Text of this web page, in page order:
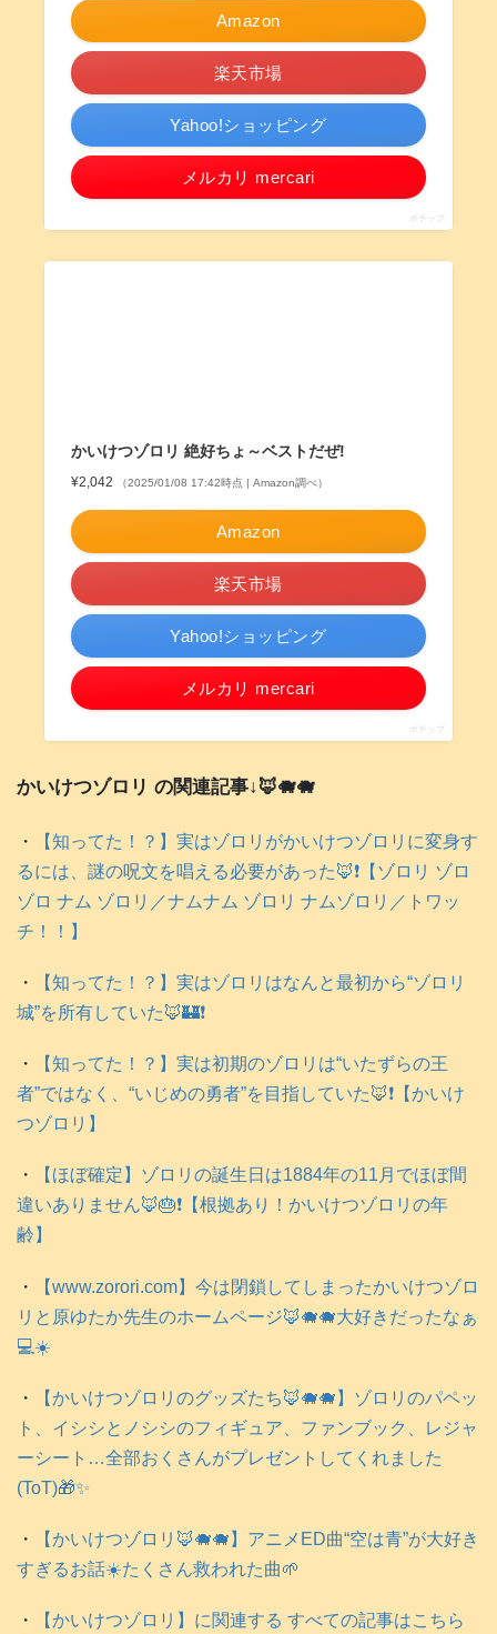
Amazon
楽天市場
Yahoo!ショッピング
メルカリ mercari
ポチップ
かいけつゾロリ 絶好ちょ～ベストだぜ!
¥2,042 （2025/01/08 17:42時点 | Amazon調べ）
Amazon
楽天市場
Yahoo!ショッピング
メルカリ mercari
ポチップ
かいけつゾロリ の関連記事↓🦊🐗🐗
・
【知ってた！？】実はゾロリがかいけつゾロリに変身す
るには、謎の呪文を唱える必要があった🦊❗️【ゾロリ ゾロ
ゾロ ナム ゾロリ／ナムナム ゾロリ ナムゾロリ／トワッ
チ！！】
・
【知ってた！？】実はゾロリはなんと最初から“ゾロリ
城”を所有していた🦊🏰❗️
・
【知ってた！？】実は初期のゾロリは“いたずらの王
者”ではなく、“いじめの勇者”を目指していた🦊❗️【かいけ
つゾロリ】
・
【ほぼ確定】ゾロリの誕生日は1884年の11月でほぼ間
違いありません🦊🎂❗️【根拠あり！かいけつゾロリの年
齢】
・
【www.zorori.com】今は閉鎖してしまったかいけつゾロ
リと原ゆたか先生のホームページ🦊🐗🐗大好きだったなぁ
💻️☀️
・
【かいけつゾロリのグッズたち🦊🐗🐗】ゾロリのパペッ
ト、イシシとノシシのフィギュア、ファンブック、レジャ
ーシート…全部おくさんがプレゼントしてくれました
(ToT)🎁✨
・
【かいけつゾロリ🦊🐗🐗】アニメED曲“空は青”が大好き
すぎるお話☀️たくさん救われた曲🌱
・
【かいけつゾロリ】に関連する すべての記事はこちら